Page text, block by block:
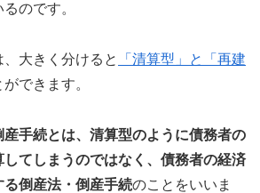
のです。
大きく分けると
「清算型」と「再建
できます。
手続とは、清算型のように債務者の
てしまうのではなく、債務者の経済
倒産法・倒産手続のことをいいま